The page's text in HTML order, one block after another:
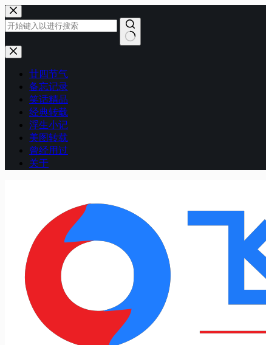
跳
至
内
容
无
廿四节气
备忘记录
笑话精品
经典转载
浮生小记
美图转载
曾经用过
关于